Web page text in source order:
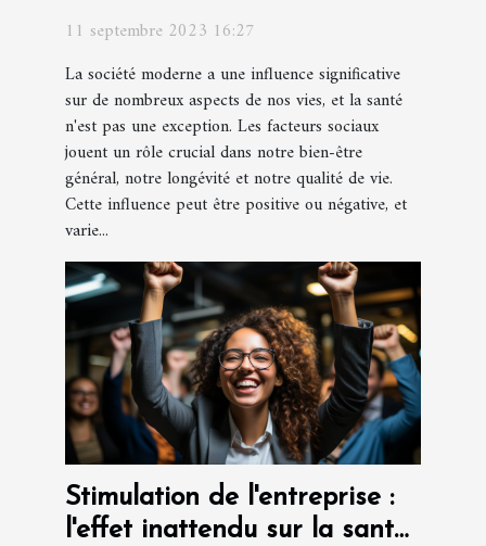
11 septembre 2023 16:27
La société moderne a une influence significative
sur de nombreux aspects de nos vies, et la santé
n'est pas une exception. Les facteurs sociaux
jouent un rôle crucial dans notre bien-être
général, notre longévité et notre qualité de vie.
Cette influence peut être positive ou négative, et
varie...
Stimulation de l'entreprise :
l'effet inattendu sur la santé